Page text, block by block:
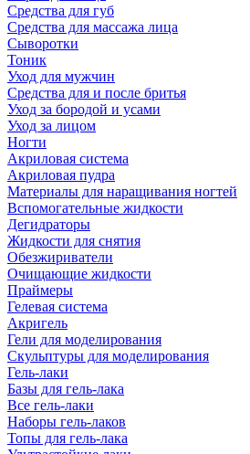
Средства для губ
Средства для массажа лица
Сыворотки
Тоник
Уход для мужчин
Средства для и после бритья
Уход за бородой и усами
Уход за лицом
Ногти
Акриловая система
Акриловая пудра
Материалы для наращивания ногтей
Вспомогательные жидкости
Дегидраторы
Жидкости для снятия
Обезжириватели
Очищающие жидкости
Праймеры
Гелевая система
Акригель
Гели для моделирования
Скульптуры для моделирования
Гель-лаки
Базы для гель-лака
Все гель-лаки
Наборы гель-лаков
Топы для гель-лака